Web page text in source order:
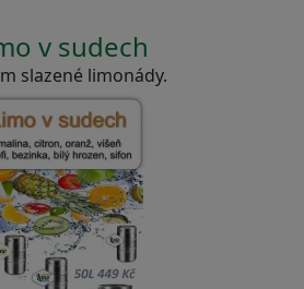
v sudech
slazené limonády.